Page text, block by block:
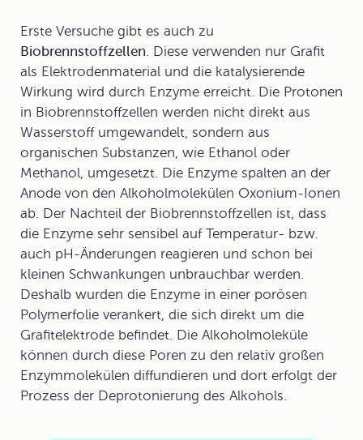
Erste Versuche gibt es auch zu
Biobrennstoffzellen . Diese verwenden nur Grafit
als Elektrodenmaterial und die katalysierende
Wirkung wird durch Enzyme erreicht. Die Protonen
in Biobrennstoffzellen werden nicht direkt aus
Wasserstoff umgewandelt, sondern aus
organischen Substanzen, wie Ethanol oder
Methanol, umgesetzt. Die Enzyme spalten an der
Anode von den Alkoholmolekülen Oxonium-Ionen
ab. Der Nachteil der Biobrennstoffzellen ist, dass
die Enzyme sehr sensibel auf Temperatur- bzw.
auch pH-Änderungen reagieren und schon bei
kleinen Schwankungen unbrauchbar werden.
Deshalb wurden die Enzyme in einer porösen
Polymerfolie verankert, die sich direkt um die
Grafitelektrode befindet. Die Alkoholmoleküle
können durch diese Poren zu den relativ großen
Enzymmolekülen diffundieren und dort erfolgt der
Prozess der Deprotonierung des Alkohols.